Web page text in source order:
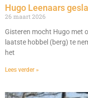
Hugo Leenaars
26 maart 2026
Gisteren mocht Hugo met
laatste hobbel (berg) te
het
Lees verder »